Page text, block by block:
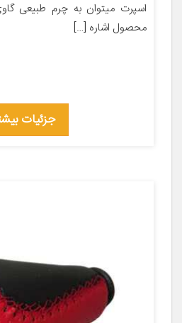
اسپرت میتوان به چرم طبیعی
محصول اشاره […]
جزئیات